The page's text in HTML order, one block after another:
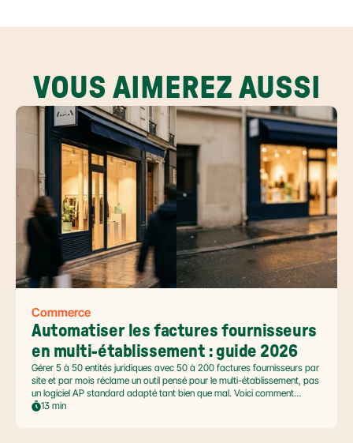
VOUS AIMEREZ AUSSI
Commerce
Automatiser les factures fournisseurs
en multi-établissement : guide 2026
Gérer 5 à 50 entités juridiques avec 50 à 200 factures fournisseurs par
site et par mois réclame un outil pensé pour le multi-établissement, pas
un logiciel AP standard adapté tant bien que mal. Voici comment
automatiser sans casser la gouvernance locale, capturer le levier BFR
13 min